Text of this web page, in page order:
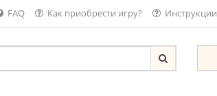
FAQ Как приобрести игру? Инструкции